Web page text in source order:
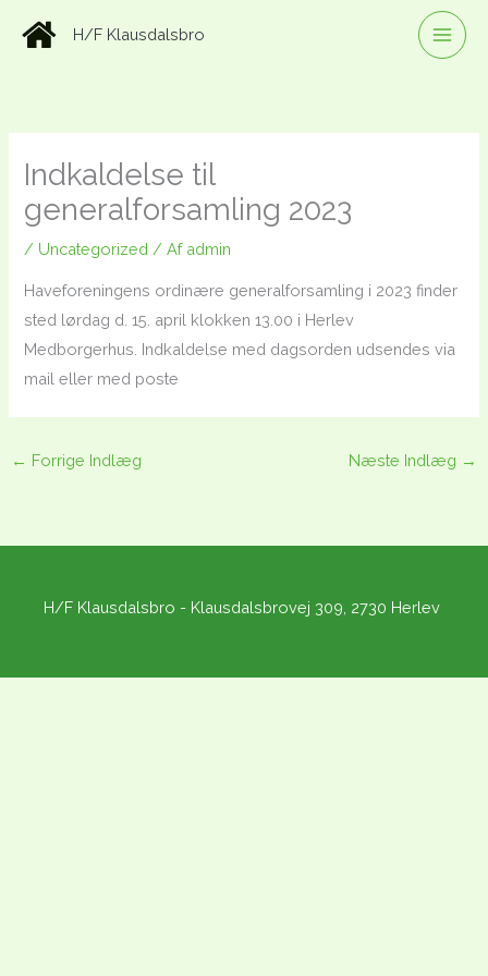
H/F Klausdalsbro
Indkaldelse til
generalforsamling 2023
/ Uncategorized / Af admin
Haveforeningens ordinære generalforsamling i 2023 finder
sted lørdag d. 15. april klokken 13.00 i Herlev
Medborgerhus. Indkaldelse med dagsorden udsendes via
mail eller med poste
← Forrige Indlæg Næste Indlæg →
H/F Klausdalsbro - Klausdalsbrovej 309, 2730 Herlev